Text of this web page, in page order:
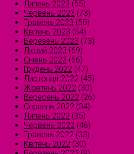
Липень 2023 (55)
Червень 2023 (73)
Травень 2023 (50)
Квітень 2023 (54)
Березень 2023 (73)
Лютий 2023 (69)
Січень 2023 (66)
Грудень 2022 (47)
Листопад 2022 (45)
Жовтень 2022 (30)
Вересень 2022 (26)
Серпень 2022 (34)
Липень 2022 (35)
Червень 2022 (46)
Травень 2022 (33)
Квітень 2022 (30)